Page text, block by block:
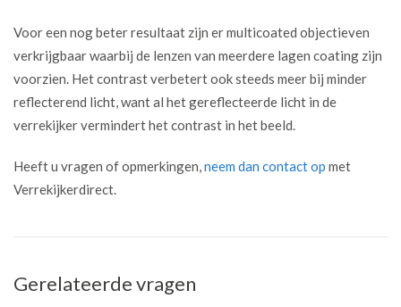
Voor een nog beter resultaat zijn er multicoated objectieven
verkrijgbaar waarbij de lenzen van meerdere lagen coating zijn
voorzien. Het contrast verbetert ook steeds meer bij minder
reflecterend licht, want al het gereflecteerde licht in de
verrekijker vermindert het contrast in het beeld.
Heeft u vragen of opmerkingen,neem dan contact op met
Verrekijkerdirect.
Gerelateerde vragen